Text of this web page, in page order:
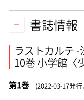
書誌情報
ラストカルテ
10巻 小学館〈
第1巻 (2022-03-17発行、